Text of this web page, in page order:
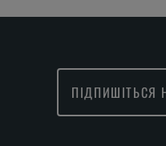
ПІДПИШІТЬСЯ